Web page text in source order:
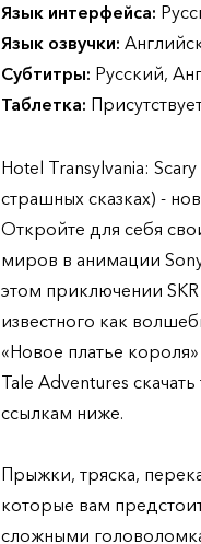
Язык интерфейса:
Язык озвучки:
Субтитры: Русский,
Таблетка:
Hotel Transylvania:
страшных сказках) -
Откройте для себя
миров в анимации
этом приключении
известного как
«Новое платье
Tale Adventures
ссылкам ниже.
Прыжки, тряска,
которые вам
сложными